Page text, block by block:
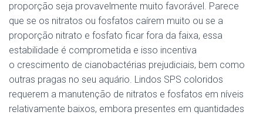
proporção seja provavelmente muito favorável. Parece
que se os nitratos ou fosfatos caírem muito ou se a
proporção nitrato e fosfato ficar fora da faixa, essa
estabilidade é comprometida e isso incentiva
o crescimento de cianobactérias prejudiciais, bem como
outras pragas no seu aquário. Lindos SPS coloridos
requerem a manutenção de nitratos e fosfatos em níveis
relativamente baixos, embora presentes em quantidades